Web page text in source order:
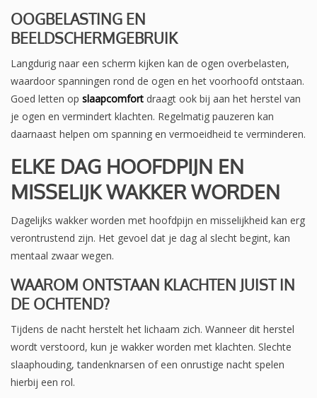
OOGBELASTING EN
BEELDSCHERMGEBRUIK
Langdurig naar een scherm kijken kan de ogen overbelasten,
waardoor spanningen rond de ogen en het voorhoofd ontstaan.
Goed letten op slaapcomfort draagt ook bij aan het herstel van
je ogen en vermindert klachten. Regelmatig pauzeren kan
daarnaast helpen om spanning en vermoeidheid te verminderen.
ELKE DAG HOOFDPIJN EN
MISSELIJK WAKKER WORDEN
Dagelijks wakker worden met hoofdpijn en misselijkheid kan erg
verontrustend zijn. Het gevoel dat je dag al slecht begint, kan
mentaal zwaar wegen.
WAAROM ONTSTAAN KLACHTEN JUIST IN
DE OCHTEND?
Tijdens de nacht herstelt het lichaam zich. Wanneer dit herstel
wordt verstoord, kun je wakker worden met klachten. Slechte
slaaphouding, tandenknarsen of een onrustige nacht spelen
hierbij een rol.